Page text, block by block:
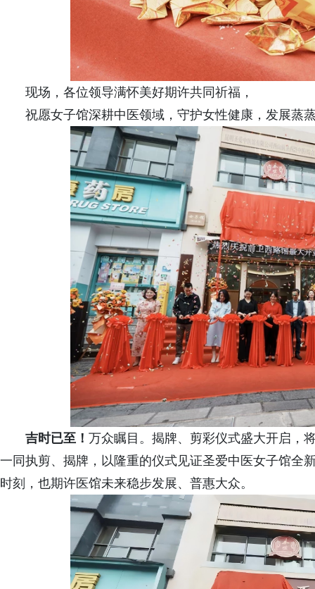
现场，各位领导满怀美好期许共同祈福，
祝愿女子馆深耕中医领域，守护女性健康，发展蒸
吉时已至！ 万众瞩目。揭牌、剪彩仪式盛大开启，
一同执剪、揭牌，以隆重的仪式见证圣爱中医女子馆全
时刻，也期许医馆未来稳步发展、普惠大众。